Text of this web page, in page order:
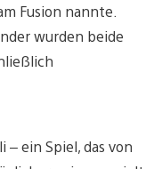
Fusion nannte.
wurden beide
ein Spiel, das von